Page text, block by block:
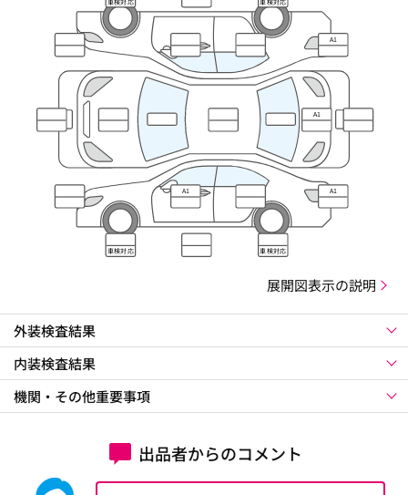
A1
A1
A1 A1
車検対応 車検対応
展開図表示の説明
外装検査結果
内装検査結果
機関・その他重要事項
出品者からのコメント